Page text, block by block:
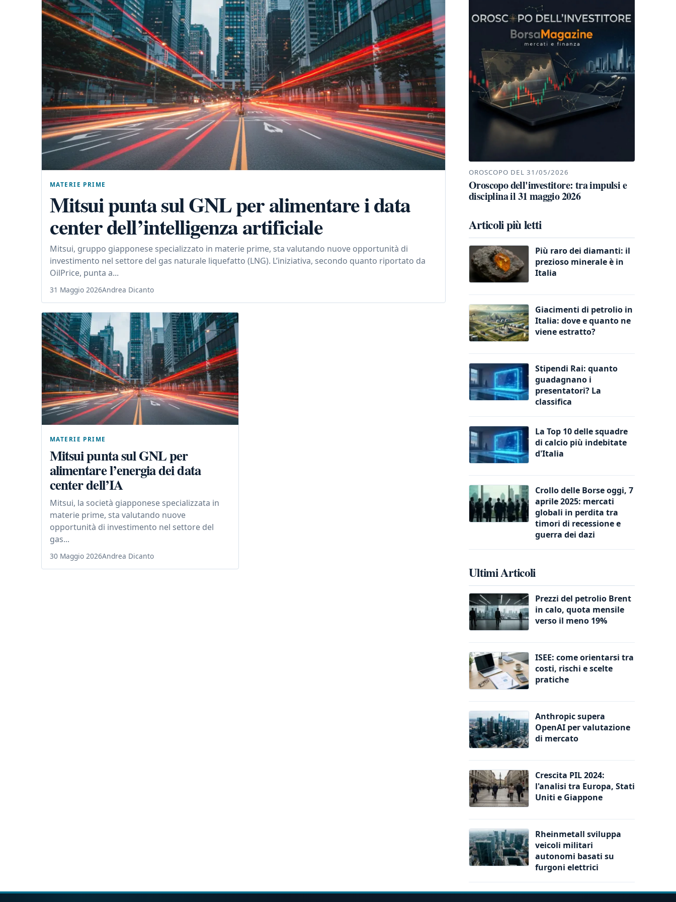
MATERIE PRIME
Mitsui punta sul GNL per alimentare i data
center dell’intelligenza artificiale
Mitsui, gruppo giapponese specializzato in materie prime, sta valutando nuove opportunità di
investimento nel settore del gas naturale liquefatto (LNG). L’iniziativa, secondo quanto riportato da
OilPrice, punta a...
31 Maggio 2026Andrea Dicanto
MATERIE PRIME
Mitsui punta sul GNL per
alimentare l’energia dei data
center dell’IA
Mitsui, la società giapponese specializzata in
materie prime, sta valutando nuove
opportunità di investimento nel settore del
gas...
30 Maggio 2026Andrea Dicanto
OROSCOPO DEL 31/05/2026
Oroscopo dell'investitore: tra impulsi e
disciplina il 31 maggio 2026
Articoli più letti
Più raro dei diamanti: il
prezioso minerale è in
Italia
Giacimenti di petrolio in
Italia: dove e quanto ne
viene estratto?
Stipendi Rai: quanto
guadagnano i
presentatori? La
classifica
La Top 10 delle squadre
di calcio più indebitate
d'Italia
Crollo delle Borse oggi, 7
aprile 2025: mercati
globali in perdita tra
timori di recessione e
guerra dei dazi
Ultimi Articoli
Prezzi del petrolio Brent
in calo, quota mensile
verso il meno 19%
ISEE: come orientarsi tra
costi, rischi e scelte
pratiche
Anthropic supera
OpenAI per valutazione
di mercato
Crescita PIL 2024:
l'analisi tra Europa, Stati
Uniti e Giappone
Rheinmetall sviluppa
veicoli militari
autonomi basati su
furgoni elettrici